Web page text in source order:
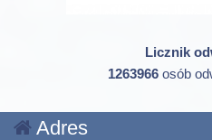
Licznik
1263966osób
Adres